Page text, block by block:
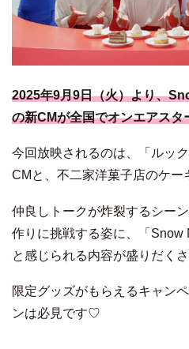
2025年9月9日（火）より、
の新CMが全国でオンエアスタ
今回放映されるのは、「ルッ
CMと、不二家洋菓子店のケー
仲良しトークが炸裂するシー
作りに挑戦する姿に、「Snow
と感じられる内容が盛りだくさ
限定グッズがもらえるキャン
ンは必見です♡